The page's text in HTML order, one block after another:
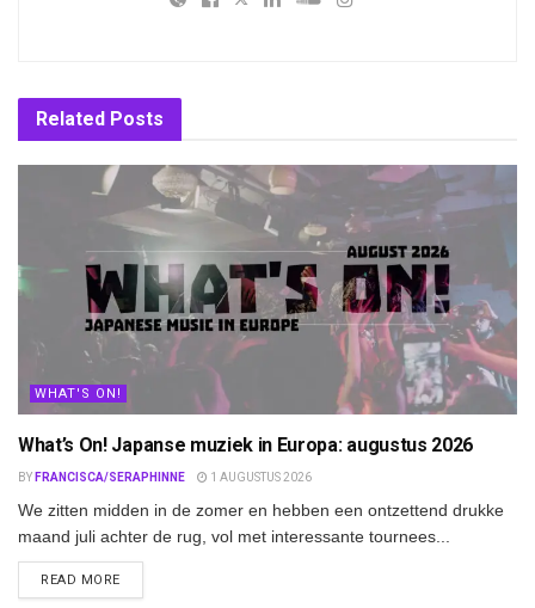
Related Posts
WHAT'S ON!
What’s On! Japanse muziek in Europa: augustus 2026
BY FRANCISCA/SERAPHINNE 1 AUGUSTUS 2026
We zitten midden in de zomer en hebben een ontzettend drukke
maand juli achter de rug, vol met interessante tournees...
READ MOREDETAILS